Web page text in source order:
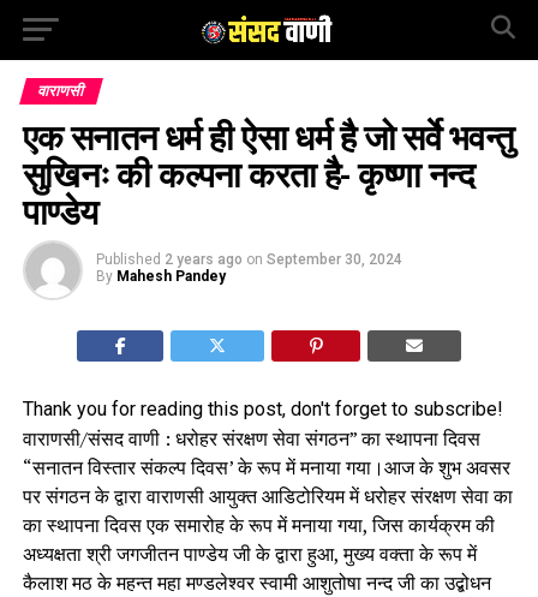
वाराणसी
एक सनातन धर्म ही ऐसा धर्म है जो सर्वे भवन्तु
सुखिनः की कल्पना करता है- कृष्णा नन्द
पाण्डेय
Published 2 years ago on September 30, 2024
By Mahesh Pandey
Thank you for reading this post, don't forget to subscribe!
वाराणसी/संसद वाणी : धरोहर संरक्षण सेवा संगठन” का स्थापना दिवस
“सनातन विस्तार संकल्प दिवस’ के रूप में मनाया गया।आज के शुभ अवसर
पर संगठन के द्वारा वाराणसी आयुक्त आडिटोरियम में धरोहर संरक्षण सेवा का
का स्थापना दिवस एक समारोह के रूप में मनाया गया, जिस कार्यक्रम की
अध्यक्षता श्री जगजीतन पाण्डेय जी के द्वारा हुआ, मुख्य वक्ता के रूप में
कैलाश मठ के महन्त महा मण्डलेश्वर स्वामी आशुतोषा नन्द जी का उद्बोधन